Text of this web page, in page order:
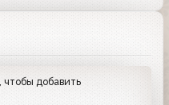
, чтобы добавить